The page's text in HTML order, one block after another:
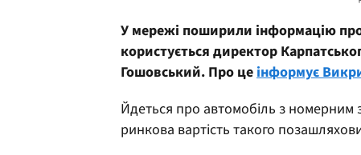
У мережі поширили інформацію
користується директор
Гошовський. Про це інформує
Йдеться про автомобіль з номерним
ринкова вартість такого